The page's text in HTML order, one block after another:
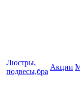
Люстры,
подвесы,бра
Акции